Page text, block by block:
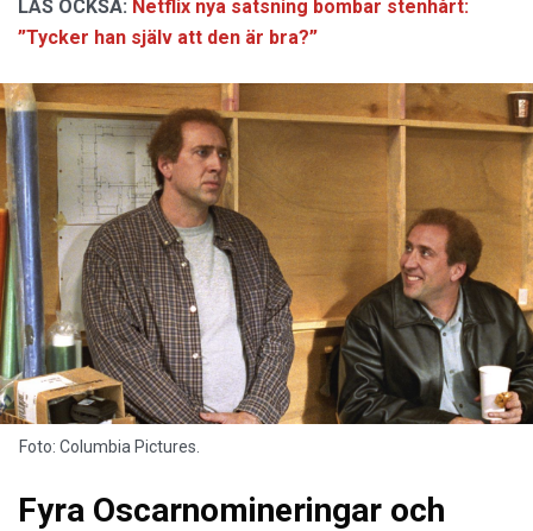
LÄS OCKSÅ: Netflix nya satsning bombar stenhårt:
”Tycker han själv att den är bra?”
Foto: Columbia Pictures.
Fyra Oscarnomineringar och